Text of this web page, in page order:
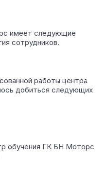
имеет следующие
сотрудников.
работы центра
добиться следующих
обучения ГК БН Моторс